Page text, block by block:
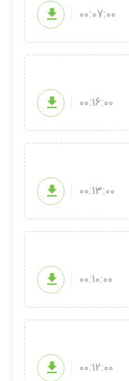
00:07:00
00:16:00
00:13:00
00:10:00
00:12:00